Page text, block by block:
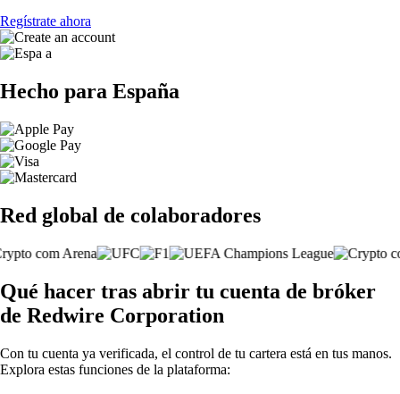
Regístrate ahora
Hecho para España
Red global de colaboradores
Qué hacer tras abrir tu cuenta de bróker
de Redwire Corporation
Con tu cuenta ya verificada, el control de tu cartera está en tus manos.
Explora estas funciones de la plataforma: